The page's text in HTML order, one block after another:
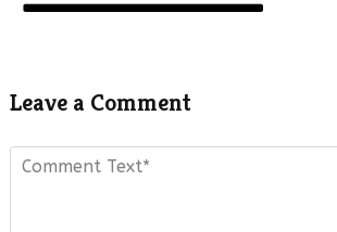
Leave a Comment